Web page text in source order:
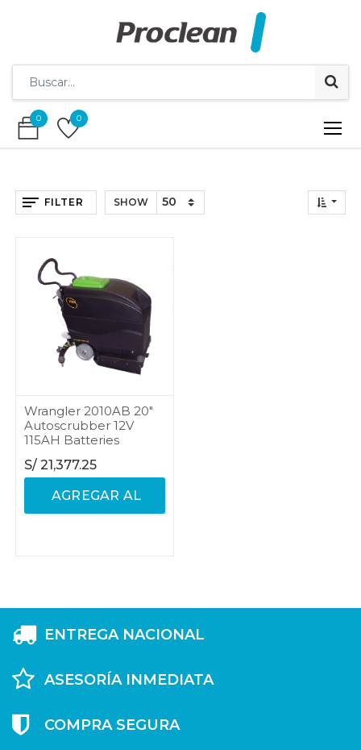
0 0
0 0
FILTER SHOW
Wrangler 2010AB 20"
Autoscrubber 12V
115AH Batteries
S/ 21,377.25
AGREGAR AL
ENTREGA NACIONAL
ASESORÍA INMEDIATA
COMPRA SEGURA